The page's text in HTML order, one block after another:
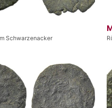
Schwarzenacker